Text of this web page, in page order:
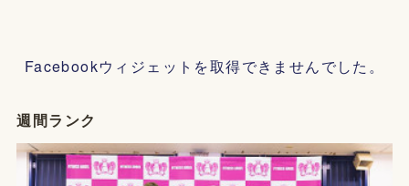
Facebookウィジェットを取得できませんでした。
週間ランク